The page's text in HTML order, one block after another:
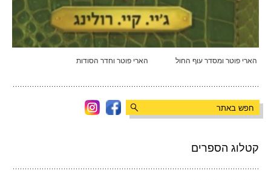
קטלוג הספרים
הארי פוטר ומסדר עוף החול הארי פוטר וחדר הסודות